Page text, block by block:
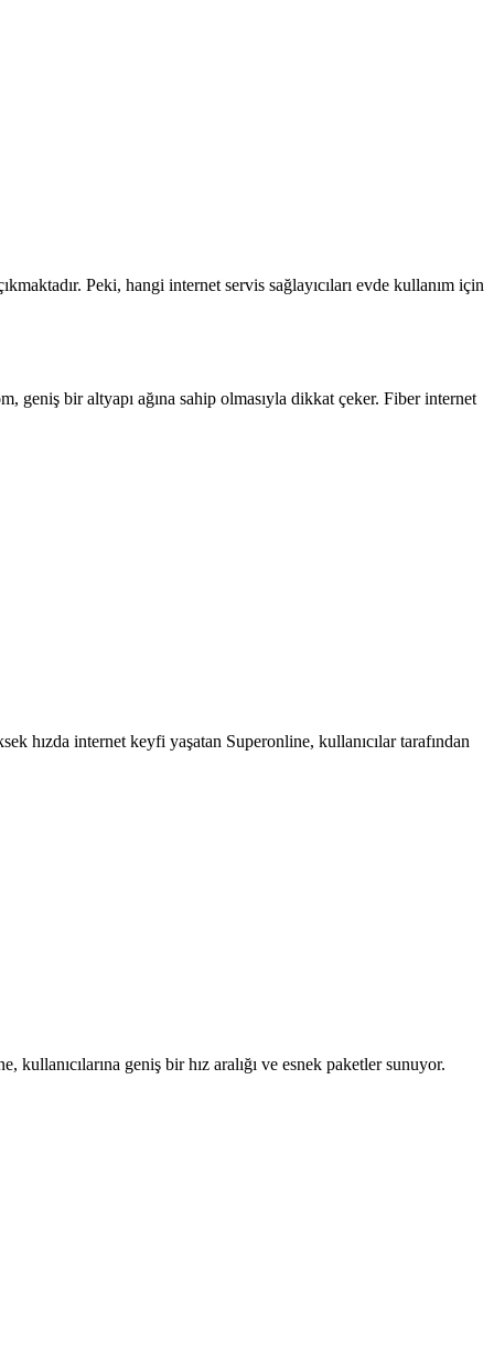
Peki, hangi internet servis sağlayıcıları evde kullanım için
bir altyapı ağına sahip olmasıyla dikkat çeker. Fiber internet
hızda internet keyfi yaşatan Superonline, kullanıcılar tarafından
geniş bir hız aralığı ve esnek paketler sunuyor.